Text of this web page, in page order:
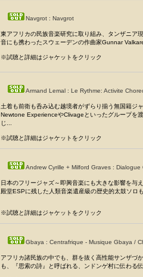
Navgrot : Navgrot
東アフリカの民族音楽研究に取り組み、タンザニア
音にも携わったスウェーデンの作曲家Gunnar
※試聴と詳細はジャケットをクリック
Armand Lemal : Le Rythme: Activite
土着も前衛も呑み込む越境者がずらり揃う無国籍ジ
Newtone ExperienceやClivageといったグループを
じ...
※試聴と詳細はジャケットをクリック
Andrew Cyrille + Milford Graves : Dialogue
日本のフリージャズ～即興音楽にも大きな影響を与
殿堂ESPに残した人類音楽遺産級の歴史的太鼓ソロ
※試聴と詳細はジャケットをクリック
Gbaya : Centrafrique - Musique Gbaya /
アフリカ諸民族の中でも、群を抜く高性能サンザづ
も、『思索の詩』と呼ばれる、ンドンゲ村に伝わる